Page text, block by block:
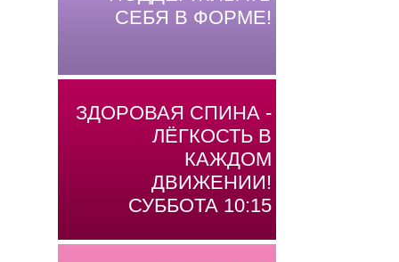
СЕБЯ В ФОРМЕ!
ЗДОРОВАЯ СПИНА -
ЛЁГКОСТЬ В
КАЖДОМ
ДВИЖЕНИИ!
СУББОТА 10:15